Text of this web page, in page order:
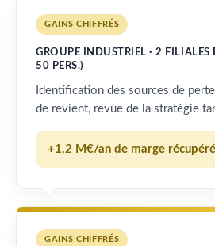
GAINS CHIFFRÉS
GROUPE INDUSTRIEL · 2 FILIALES
50 PERS.)
Identification des sources de
de revient, revue de la stratégie
+1,2 M€/an de marge
GAINS CHIFFRÉS